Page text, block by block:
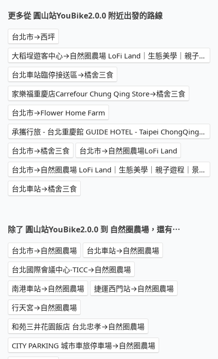
更多從 圓山站YouBike2.0.0 附近出發的路線
台北市→西坪
大稻埕遊客中心→自然圈農場 LoFi Land｜生態美學｜親子遊程｜景觀咖啡｜戶外婚禮｜團體包場
台北車站臨停接送區→橘舍三食
家樂福重慶店Carrefour Chung Qing Store→橘舍三食
台北市→Flower Home Farm
承攜行旅 - 台北重慶館 GUIDE HOTEL - Taipei ChongQing→Flower Home Farm
台北市→橘舍三食
台北市→自然圈農場LoFi Land
台北市→自然圈農場 LoFi Land｜生態美學｜親子遊程｜景觀咖啡｜戶外婚禮｜團體包場
台北車站→橘舍三食
除了 圓山站YouBike2.0.0 到 自然圈農場，還有⋯
台北市→自然圈農場
台北車站→自然圈農場
台北國際會議中心-TICC→自然圈農場
南港車站→自然圈農場
捷運西門站→自然圈農場
行天宮→自然圈農場
和苑三井花園飯店 台北忠孝→自然圈農場
CITY PARKING 城市車旅停車場→自然圈農場